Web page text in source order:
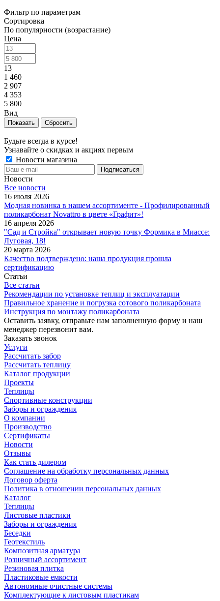
Фильтр по параметрам
Сортировка
По популярности (возрастание)
Цена
13
1 460
2 907
4 353
5 800
Вид
Сбросить
Будьте всегда в курсе!
Узнавайте о скидках и акциях первым
Новости магазина
Новости
Все новости
16 июля 2026
Модная новинка в нашем ассортименте - Профилированный
поликарбонат Novattro в цвете «Графит»!
16 апреля 2026
"Сад и Стройка" открывает новую точку Формика в Миассе:
Луговая, 18!
20 марта 2026
Качество подтверждено: наша продукция прошла
сертификацию
Статьи
Все статьи
Рекомендации по установке теплиц и эксплуатации
Правильное хранение и погрузка сотового поликарбоната
Инструкция по монтажу поликарбоната
Оставить заявку, отправьте нам заполненную форму и наш
менеджер перезвонит вам.
Заказать звонок
Услуги
Рассчитать забор
Рассчитать теплицу
Каталог продукции
Проекты
Теплицы
Спортивные конструкции
Заборы и ограждения
О компании
Производство
Сертификаты
Новости
Отзывы
Как стать дилером
Соглашение на обработку персональных данных
Договор оферта
Политика в отношении персональных данных
Каталог
Теплицы
Листовые пластики
Заборы и ограждения
Беседки
Геотекстиль
Композитная арматура
Розничный ассортимент
Резиновая плитка
Пластиковые емкости
Автономные очистные системы
Комплектующие к листовым пластикам